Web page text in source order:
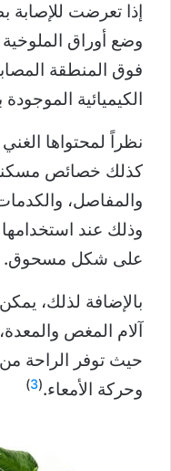
إذا تعرضت
وضع أوراق
فوق المنطقة
الكيميائية
نظراً لمحتواها الغني
كذلك خصائص مسكنة
والمفاصل،
وذلك عند
على شكل مسحوق.
بالإضافة لذلك،
آلام المغص
حيث توفر الراحة من
وحركة الأمعاء.(
3
)